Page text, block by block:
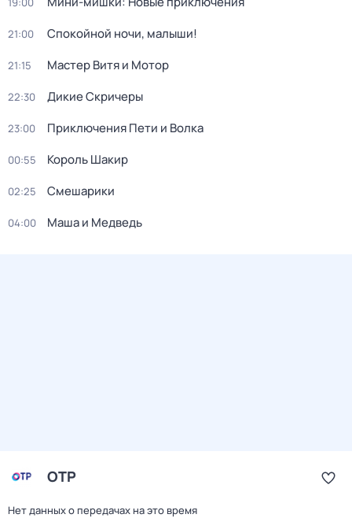
21:00 Спокойной ночи, малыши!
21:15 Мастер Витя и Мотор
22:30 Дикие Скричеры
23:00 Приключения Пети и Волка
00:55 Король Шакир
02:25 Смешарики
04:00 Маша и Медведь
ОТР
Нет данных о передачах на это время